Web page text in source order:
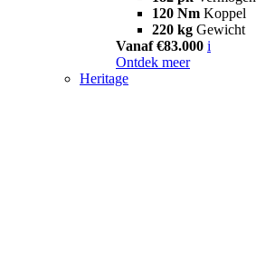
120 Nm Koppel
220 kg Gewicht
Vanaf €83.000 i
Ontdek meer
Heritage